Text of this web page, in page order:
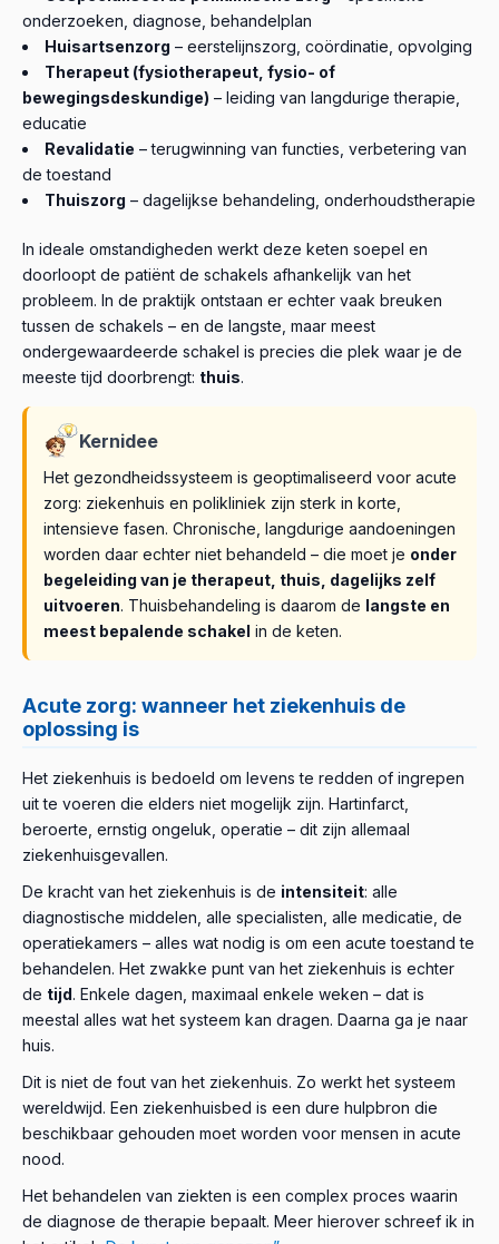
onderzoeken, diagnose, behandelplan
Huisartsenzorg – eerstelijnszorg, coördinatie, opvolging
Therapeut (fysiotherapeut, fysio- of
bewegingsdeskundige) – leiding van langdurige therapie,
educatie
Revalidatie – terugwinning van functies, verbetering van
de toestand
Thuiszorg – dagelijkse behandeling, onderhoudstherapie
In ideale omstandigheden werkt deze keten soepel en
doorloopt de patiënt de schakels afhankelijk van het
probleem. In de praktijk ontstaan er echter vaak breuken
tussen de schakels – en de langste, maar meest
ondergewaardeerde schakel is precies die plek waar je de
meeste tijd doorbrengt: thuis.
Kernidee
Het gezondheidssysteem is geoptimaliseerd voor acute
zorg: ziekenhuis en polikliniek zijn sterk in korte,
intensieve fasen. Chronische, langdurige aandoeningen
worden daar echter niet behandeld – die moet je onder
begeleiding van je therapeut, thuis, dagelijks zelf
uitvoeren. Thuisbehandeling is daarom de langste en
meest bepalende schakel in de keten.
Acute zorg: wanneer het ziekenhuis de
oplossing is
Het ziekenhuis is bedoeld om levens te redden of ingrepen
uit te voeren die elders niet mogelijk zijn. Hartinfarct,
beroerte, ernstig ongeluk, operatie – dit zijn allemaal
ziekenhuisgevallen.
De kracht van het ziekenhuis is de intensiteit: alle
diagnostische middelen, alle specialisten, alle medicatie, de
operatiekamers – alles wat nodig is om een acute toestand te
behandelen. Het zwakke punt van het ziekenhuis is echter
de tijd. Enkele dagen, maximaal enkele weken – dat is
meestal alles wat het systeem kan dragen. Daarna ga je naar
huis.
Dit is niet de fout van het ziekenhuis. Zo werkt het systeem
wereldwijd. Een ziekenhuisbed is een dure hulpbron die
beschikbaar gehouden moet worden voor mensen in acute
nood.
Het behandelen van ziekten is een complex proces waarin
de diagnose de therapie bepaalt. Meer hierover schreef ik in